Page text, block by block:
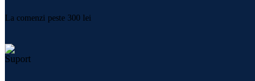
La comenzi peste 300 lei